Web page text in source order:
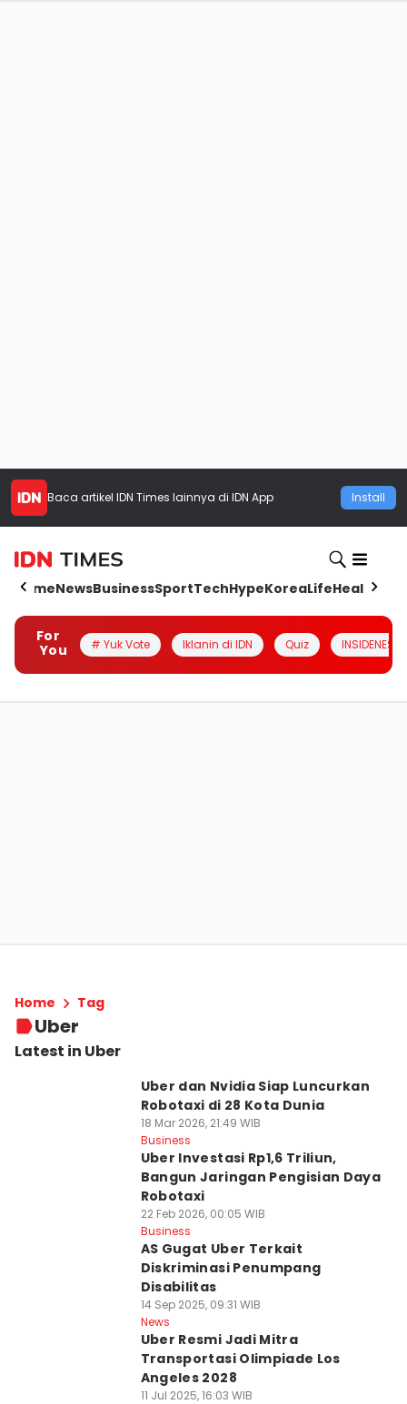
Baca artikel IDN Times lainnya di IDN App Install
HomeNewsBusinessSportTechHypeKoreaLifeHealth
For
You
# Yuk Vote Iklanin di IDN Quiz INSIDENESIA
Home Tag
Uber
Latest in Uber
Uber dan Nvidia Siap Luncurkan
Robotaxi di 28 Kota Dunia
18 Mar 2026, 21:49 WIB
Business
Uber Investasi Rp1,6 Triliun,
Bangun Jaringan Pengisian Daya
Robotaxi
22 Feb 2026, 00:05 WIB
Business
AS Gugat Uber Terkait
Diskriminasi Penumpang
Disabilitas
14 Sep 2025, 09:31 WIB
News
Uber Resmi Jadi Mitra
Transportasi Olimpiade Los
Angeles 2028
11 Jul 2025, 16:03 WIB